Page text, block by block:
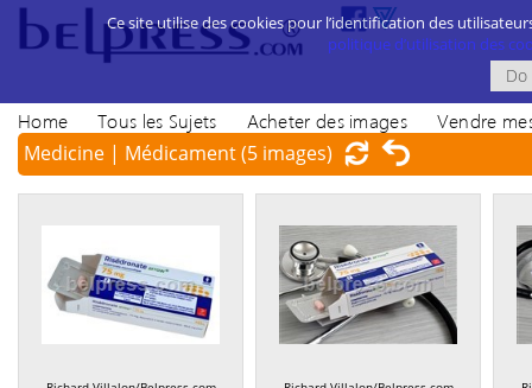
Home Tous les Sujets Acheter des images Vendre
Medicine | Médicament(5 images)
Ce site utilise des cookies pour l’identification des
politique d’utilisation des